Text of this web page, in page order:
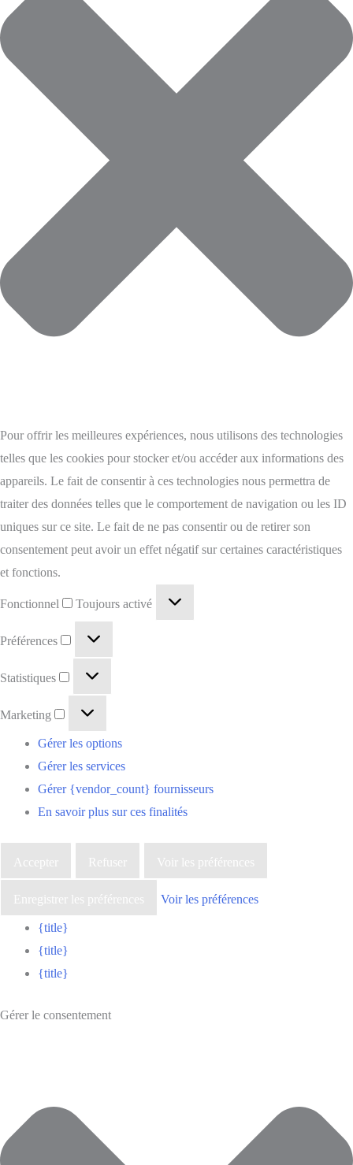
Pour offrir les meilleures expériences, nous utilisons des technologies
telles que les cookies pour stocker et/ou accéder aux informations des
appareils. Le fait de consentir à ces technologies nous permettra de
traiter des données telles que le comportement de navigation ou les ID
uniques sur ce site. Le fait de ne pas consentir ou de retirer son
consentement peut avoir un effet négatif sur certaines caractéristiques
et fonctions.
Fonctionnel Toujours activé
Préférences
Statistiques
Marketing
Gérer les options
Gérer les services
Gérer {vendor_count} fournisseurs
En savoir plus sur ces finalités
Accepter Refuser Voir les préférences
Enregistrer les préférences Voir les préférences
{title}
{title}
{title}
Gérer le consentement